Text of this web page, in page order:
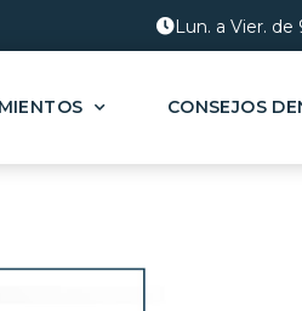
Lun. a Vier. de
CONSEJOS